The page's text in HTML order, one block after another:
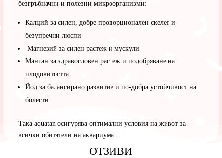
безгръбначни и полезни микроорганизми:
Калций за силен, добре пропорционален скелет и
безупречни люспи
Магнезий за силен растеж и мускули
Манган за здравословен растеж и подобряване на
плодовитостта
Йод за балансирано развитие и по-добра устойчивост на
болести
Така aquatan осигурява оптимални условия на живот за
всички обитатели на аквариума.
ОТЗИВИ